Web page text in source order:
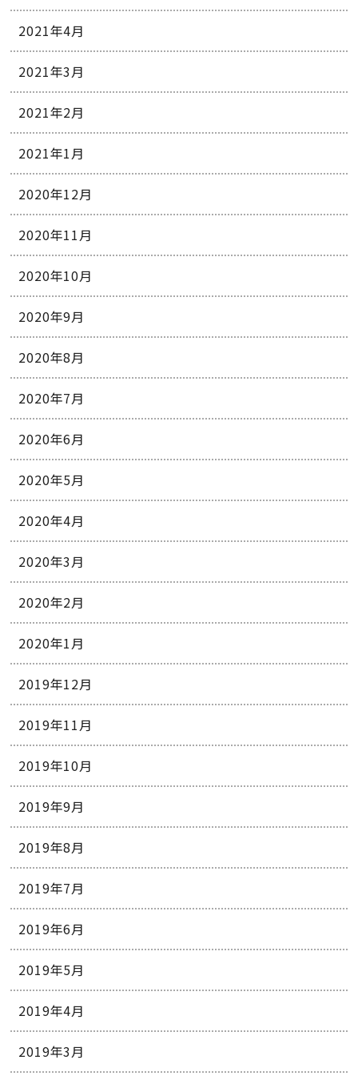
2021年4月
2021年3月
2021年2月
2021年1月
2020年12月
2020年11月
2020年10月
2020年9月
2020年8月
2020年7月
2020年6月
2020年5月
2020年4月
2020年3月
2020年2月
2020年1月
2019年12月
2019年11月
2019年10月
2019年9月
2019年8月
2019年7月
2019年6月
2019年5月
2019年4月
2019年3月